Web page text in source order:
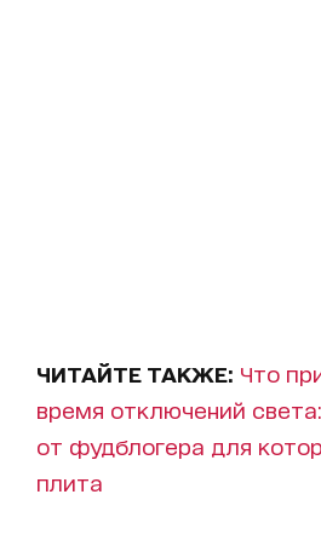
ЧИТАЙТЕ ТАКЖЕ: Что
время отключений
от фудблогера для
плита